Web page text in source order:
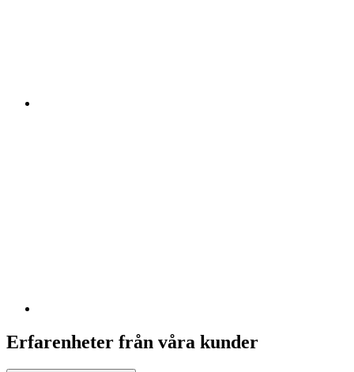
Erfarenheter från våra kunder